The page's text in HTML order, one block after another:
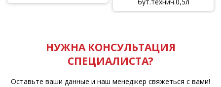
НУЖНА КОНСУЛЬТАЦИЯ
СПЕЦИАЛИСТА?
Оставьте ваши данные и наш менеджер свяжеться с вами!